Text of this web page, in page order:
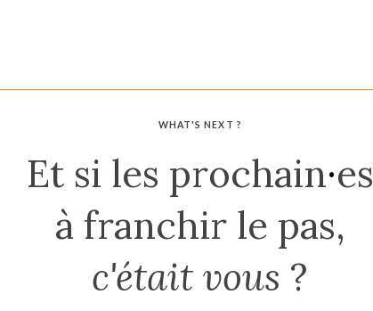
WHAT'S NEXT ?
Et si les prochain·es
à franchir le pas,
c'était vous ?